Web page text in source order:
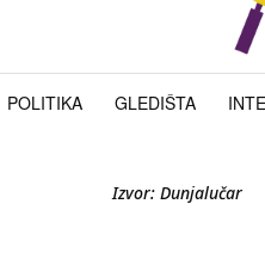
POLITIKA GLEDIŠTA
Izvor: Dunjalučar